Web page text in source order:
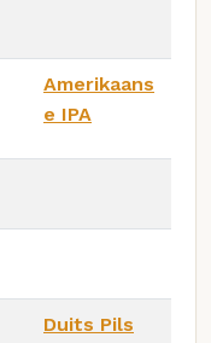
Amerikaans
e IPA
Duits Pils